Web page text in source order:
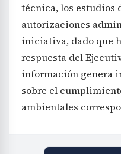
técnica, los estudios
autorizaciones
iniciativa, dado que
respuesta del
información genera
sobre el
ambientales